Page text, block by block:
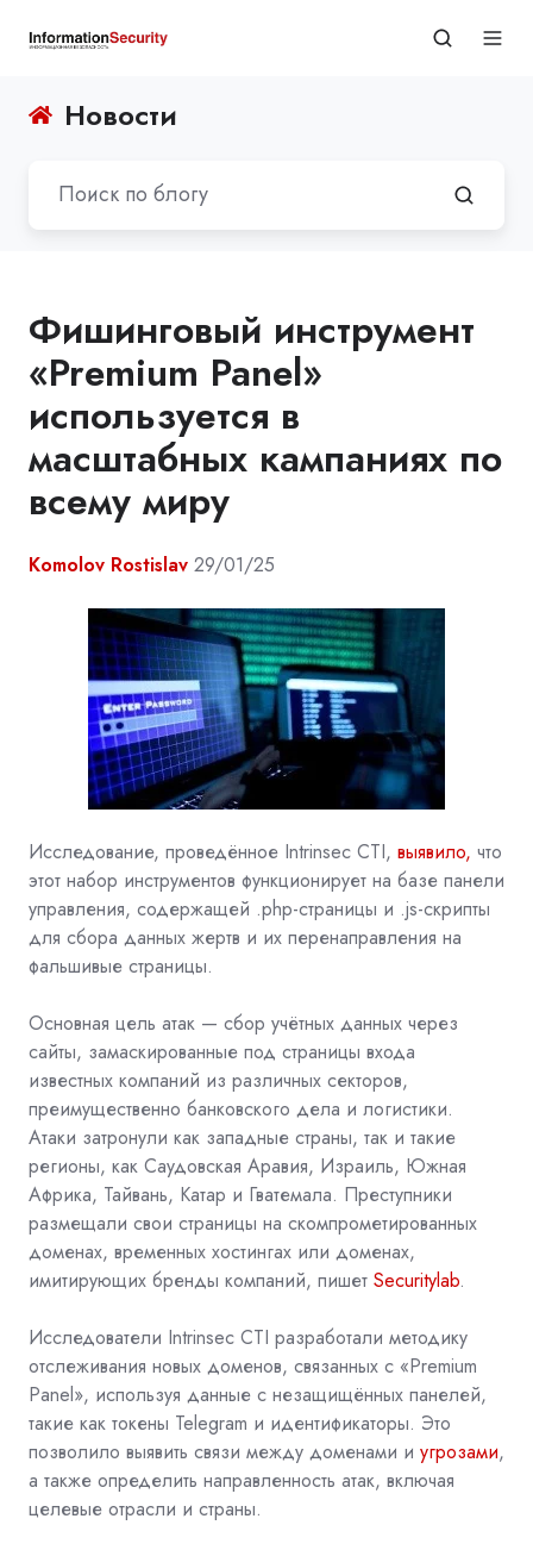
Новости
Фишинговый инструмент
«Premium Panel»
используется в
масштабных кампаниях по
всему миру
Komolov Rostislav 29/01/25
Исследование, проведённое Intrinsec CTI, выявило, что
этот набор инструментов функционирует на базе панели
управления, содержащей .php-страницы и .js-скрипты
для сбора данных жертв и их перенаправления на
фальшивые страницы.
Основная цель атак — сбор учётных данных через
сайты, замаскированные под страницы входа
известных компаний из различных секторов,
преимущественно банковского дела и логистики.
Атаки затронули как западные страны, так и такие
регионы, как Саудовская Аравия, Израиль, Южная
Африка, Тайвань, Катар и Гватемала. Преступники
размещали свои страницы на скомпрометированных
доменах, временных хостингах или доменах,
имитирующих бренды компаний, пишет Securitylab.
Исследователи Intrinsec CTI разработали методику
отслеживания новых доменов, связанных с «Premium
Panel», используя данные с незащищённых панелей,
такие как токены Telegram и идентификаторы. Это
позволило выявить связи между доменами и угрозами,
а также определить направленность атак, включая
целевые отрасли и страны.